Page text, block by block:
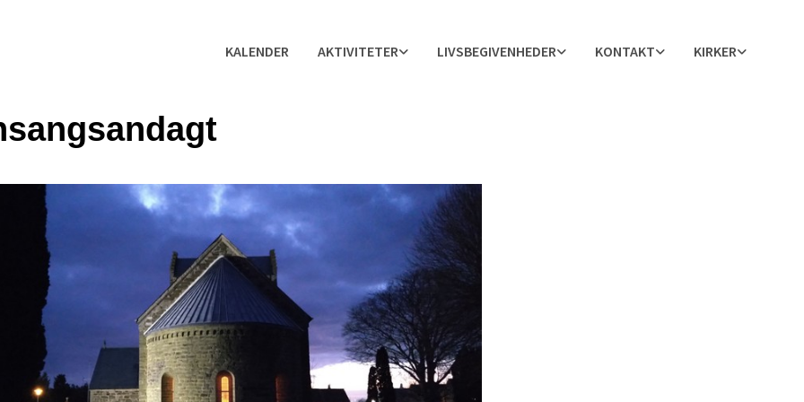
KALENDER AKTIVITETER LIVSBEGIVENHEDER KONTAKT KIRKER